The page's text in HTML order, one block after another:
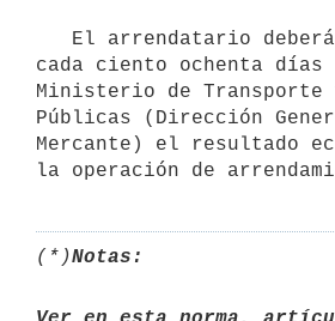
cada ciento ochenta
Ministerio de Transporte
Públicas (Dirección
Mercante) el resultado
(*)Notas: